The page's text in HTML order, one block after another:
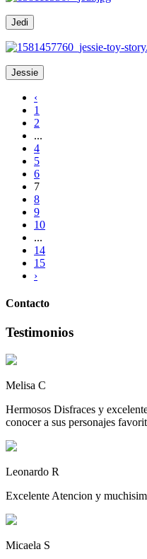
Jedi
Jessie
‹
1
2
...
4
5
6
7
8
9
10
...
14
15
›
Contacto
Testimonios
Melisa C
Hermosos Disfraces y
conocer a sus personajes
Leonardo R
Excelente Atencion y
Micaela S